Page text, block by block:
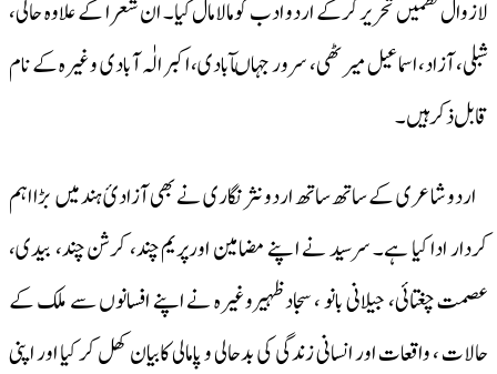
لازوال نظمیں تحریر کرکے اردو ادب کومالامال کیا۔ ان شعرا کے علاوہ حالی،
شبلی، آزاد، اسماعیل میرٹھی، سرور جہاںآبادی، اکبر الٰہ آبادی وغیرہ کے نام
قابل ذکر ہیں۔
اردو شاعری کے ساتھ ساتھ اردو نثر نگاری نے بھی آزادیٔ ہند میں بڑا اہم
کردار ادا کیا ہے۔ سرسید نے اپنے مضامین اورپریم چند، کرشن چند، بیدی،
عصمت چغتائی، جیلانی بانو ، سجادظہیروغیرہ نے اپنے افسانوں سے ملک کے
حالات ، واقعات اور انسانی زندگی کی بدحالی و پامالی کابیان کھل کر کیا اور اپنی